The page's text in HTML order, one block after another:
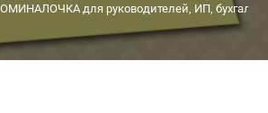
для руководителей, ИП,